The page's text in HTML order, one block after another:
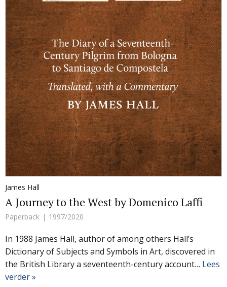
James Hall
A Journey to the West by Domenico Laffi
Paperback 1997/2020
In 1988 James Hall, author of among others Hall’s
Dictionary of Subjects and Symbols in Art, discovered in
the British Library a seventeenth-century account… Lees
verder »